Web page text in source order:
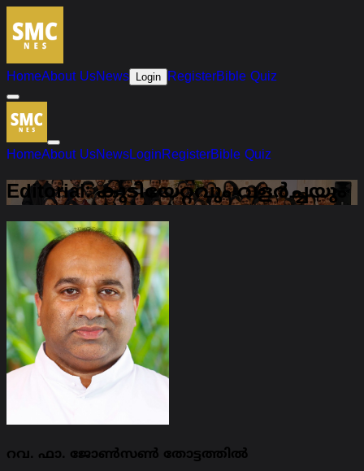
HomeAbout UsNews Login RegisterBible Quiz
HomeAbout UsNewsLoginRegisterBible Quiz
Editorial: കുടിയേറ്റവും വളർച്ചയും
റവ. ഫാ. ജോൺസൺ തോട്ടത്തിൽ